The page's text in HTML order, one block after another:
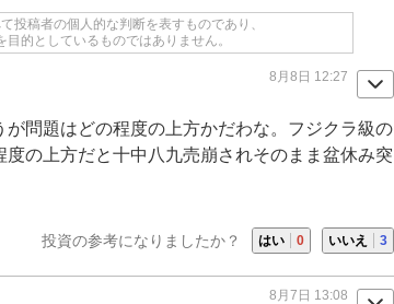
投稿者の個人的な判断を表すものであり、
目的としているものではありません。
8月8日 12:27
問題はどの程度の上方かだわな。 フジクラ級の
度の上方だと十中八九売崩されそのまま盆休み突
投資の参考になりましたか？ はい 0 いいえ 3
8月7日 13:08